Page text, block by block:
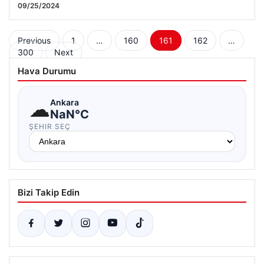
09/25/2024
Posts
pagination
Previous 1 … 160 161 162
…
300
Next
Hava Durumu
☁Ankara
NaN°C
ŞEHIR SEÇ
Bizi Takip Edin